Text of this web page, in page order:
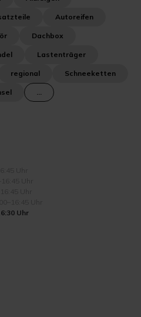
Autoreifen
Dachbox
Lastenträger
regional Schneeketten
...
Uhr